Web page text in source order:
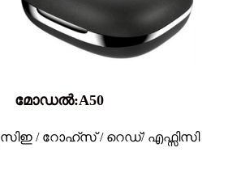
മോഡൽ:A50
സിഇ / റോഹ്സ് / റെഡ്/ എഫ്സിസി